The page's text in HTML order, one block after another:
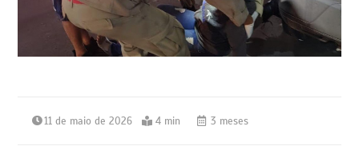
11 de maio de 2026 4 min 3 meses